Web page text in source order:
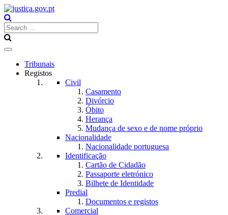
Toggle
navigationTribunais
Registos
Civil
Casamento
Divórcio
Óbito
Herança
Mudança de sexo e de nome próprio
Nacionalidade
Nacionalidade portuguesa
Identificação
Cartão de Cidadão
Passaporte eletrónico
Bilhete de Identidade
Predial
Documentos e registos
Comercial